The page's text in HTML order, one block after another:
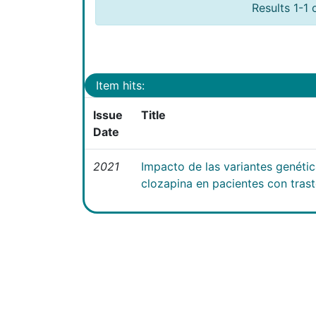
Results 1-1
Item hits:
Issue
Date
Title
2021
Impacto de las variantes
clozapina en pacientes con